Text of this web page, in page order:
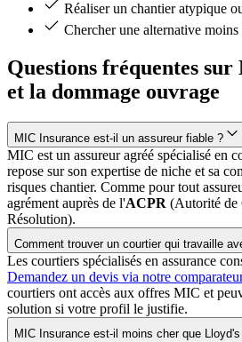
Réaliser un chantier atypique
Chercher une alternative
Questions fréquentes
et la dommage ouvrage
MIC Insurance est-il un assureur fiable ?
MIC est un assureur agréé spécialisé en
repose sur son expertise de niche et sa
risques chantier. Comme pour tout
agrément auprès de l'ACPR (Autorité de
Résolution).
Comment trouver un courtier qui travaille
Les courtiers spécialisés en assurance
Demandez un devis via notre
courtiers ont accès aux offres MIC et
solution si votre profil le justifie.
MIC Insurance est-il moins cher que